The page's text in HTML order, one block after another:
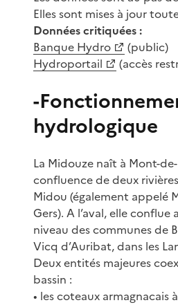
Elles sont mises à jour
Données critiquées :
Banque Hydro
(public)
Hydroportail
(accès
-
hydrologique
La Midouze naît à Mont-
confluence de deux
Midou (également appelé
Gers). A l’aval, elle conflue
niveau des communes de
Vicq d’Auribat, dans les
Deux entités majeures
bassin :
• les coteaux armagnacais